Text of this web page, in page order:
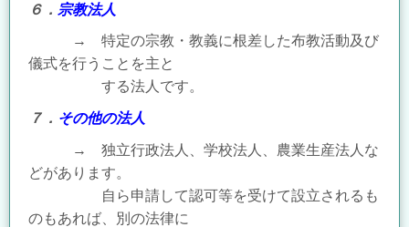
６． 宗教法人
→ 特定の宗教・教義に根差した布教活動及び
儀式を行うことを主と
する法人です。
７． その他の法人
→ 独立行政法人、学校法人、農業生産法人 な
どがあります。
自ら申請して認可等を受けて設立されるも
のもあれば、別の法律に